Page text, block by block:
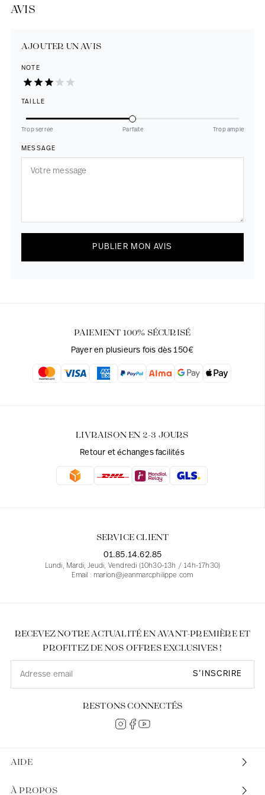
AVIS
AJOUTER UN AVIS
NOTE
TAILLE
Trop serrée Parfaite Trop ample
MESSAGE
PUBLIER MON AVIS
PAIEMENT 100% SÉCURISÉ
Payer en plusieurs fois dès 150€
LIVRAISON EN 2-3 JOURS
Retour et échanges facilités
SERVICE CLIENT
01.85.14.62.85
Lundi, Mardi, Jeudi, Vendredi (10h30-13h / 14h-17h30)
Email : marion@jeanmarcphilippe.com
AIDE
À PROPOS
RECEVEZ NOTRE ACTUALITÉ EN AVANT-PREMIÈRE ET
PROFITEZ DE NOS OFFRES EXCLUSIVES !
S’INSCRIRE
RESTONS CONNECTÉS